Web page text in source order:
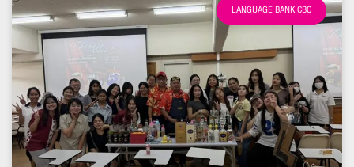
LANGUAGE BANK CBC